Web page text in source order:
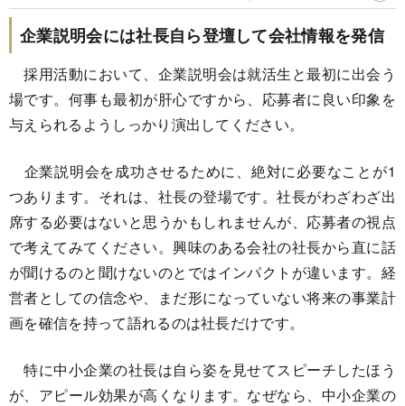
企業説明会には社長自ら登壇して会社情報を発信
採用活動において、企業説明会は就活生と最初に出会う
場です。何事も最初が肝心ですから、応募者に良い印象を
与えられるようしっかり演出してください。
企業説明会を成功させるために、絶対に必要なことが1
つあります。それは、社長の登場です。社長がわざわざ出
席する必要はないと思うかもしれませんが、応募者の視点
で考えてみてください。興味のある会社の社長から直に話
が聞けるのと聞けないのとではインパクトが違います。経
営者としての信念や、まだ形になっていない将来の事業計
画を確信を持って語れるのは社長だけです。
特に中小企業の社長は自ら姿を見せてスピーチしたほう
が、アピール効果が高くなります。なぜなら、中小企業の